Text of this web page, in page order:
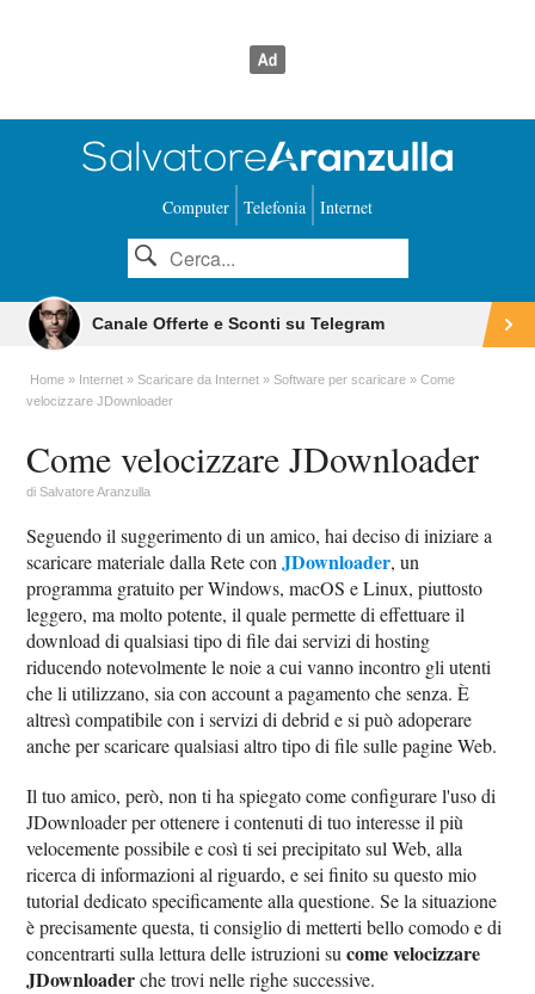
Computer Telefonia Internet
Canale Offerte e Sconti su Telegram
Home Internet Scaricare da Internet Software per scaricare
Come
velocizzare JDownloader
Come velocizzare JDownloader
diSalvatore Aranzulla
Seguendo il suggerimento di un amico, hai deciso di iniziare a
scaricare materiale dalla Rete conJDownloader, un
programma gratuito per Windows, macOS e Linux, piuttosto
leggero, ma molto potente, il quale permette di effettuare il
download di qualsiasi tipo di file dai servizi di hosting
riducendo notevolmente le noie a cui vanno incontro gli utenti
che li utilizzano, sia con account a pagamento che senza. È
altresì compatibile con i servizi di debrid e si può adoperare
anche per scaricare qualsiasi altro tipo di file sulle pagine Web.
Il tuo amico, però, non ti ha spiegato come configurare l'uso di
JDownloader per ottenere i contenuti di tuo interesse il più
velocemente possibile e così ti sei precipitato sul Web, alla
ricerca di informazioni al riguardo, e sei finito su questo mio
tutorial dedicato specificamente alla questione. Se la situazione
è precisamente questa, ti consiglio di metterti bello comodo e di
concentrarti sulla lettura delle istruzioni sucome velocizzare
JDownloaderche trovi nelle righe successive.